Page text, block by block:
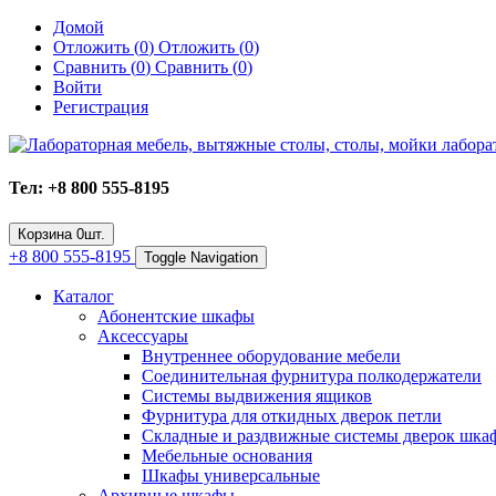
Домой
Отложить (0) Отложить (0)
Сравнить (0) Сравнить (0)
Войти
Регистрация
Тел: +8 800 555-8195
Корзина 0шт.
+8 800 555-8195 Toggle Navigation
Каталог
Абонентские шкафы
Аксессуары
Внутреннее оборудование мебели
Соединительная фурнитура полкодержатели
Системы выдвижения ящиков
Фурнитура для откидных дверок петли
Складные и раздвижные системы дверок
Мебельные основания
Шкафы универсальные